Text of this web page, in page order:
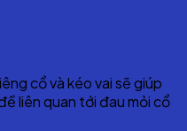
cổ và kéo vai sẽ giúp
liên quan tới đau mỏi cổ